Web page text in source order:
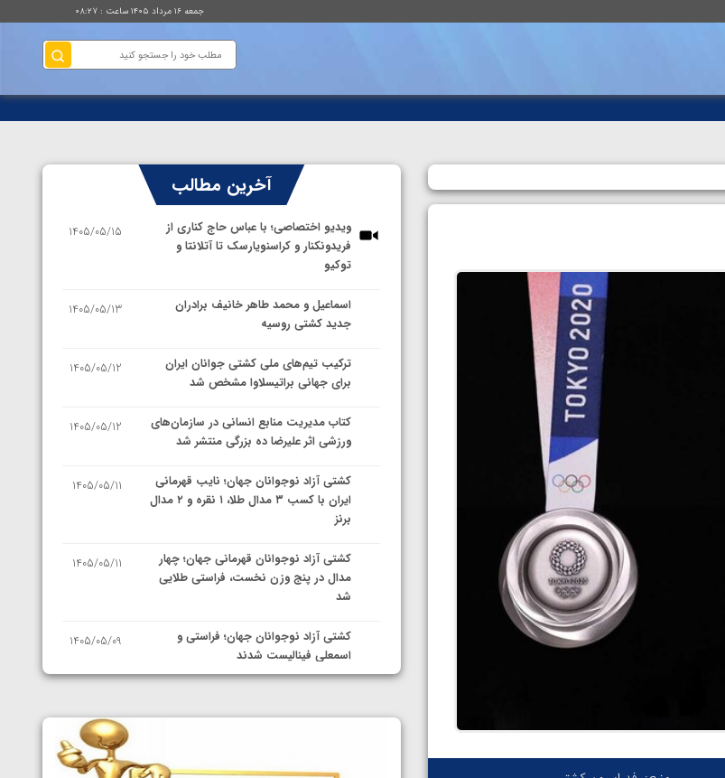
جمعه ۱۶ مرداد ۱۴۰۵ ساعت : ۰۸:۲۷
آخرین مطالب
ویدیو اختصاصی؛ با عباس حاج کناری از
فریدونکنار و کراسنویارسک تا آتلانتا و
توکیو
1405/05/15
اسماعیل و محمد طاهر خانیف برادران
جدید کشتی روسیه
1405/05/13
ترکیب تیم‌های ملی کشتی جوانان ایران
برای جهانی براتیسلاوا مشخص شد
1405/05/12
کتاب مدیریت منابع انسانی در سازمان‌های
ورزشی اثر علیرضا ده بزرگی منتشر شد
1405/05/12
کشتی آزاد نوجوانان جهان؛ نایب قهرمانی
ایران با کسب ۳ مدال طلا، ۱ نقره و ۲ مدال
برنز
1405/05/11
کشتی آزاد نوجوانان قهرمانی جهان؛ چهار
مدال در پنج وزن نخست، فراستی طلایی
شد
1405/05/11
کشتی آزاد نوجوانان جهان؛ فراستی و
اسمعلی فینالیست شدند
1405/05/09
نمایندگان ایران مشخص شدند
سوم برای ایران
1405/05/07